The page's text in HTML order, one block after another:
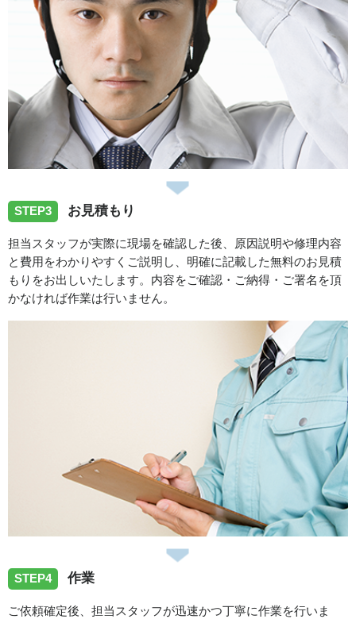
2026/06/26
高知県高知市神田へ浴室蛇口の修理で伺いました。
2026/06/26
高知県安芸郡北川村へ台所蛇口修理で伺いました。
スタッフの修理報告や事例の一覧はこちら
STEP3 お見積もり
担当スタッフが実際に現場を確認した後、原因説明や修理内容
と費用をわかりやすくご説明し、明確に記載した無料のお見積
もりをお出しいたします。内容をご確認・ご納得・ご署名を頂
かなければ作業は行いません。
STEP4 作業
ご依頼確定後、担当スタッフが迅速かつ丁寧に作業を行いま